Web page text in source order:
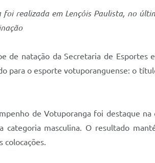
foi realizada em Lençóis Paulista, no
de natação da Secretaria de
para o esporte votuporanguense: o
de Votuporanga foi destaque
categoria masculina. O resultado
colocações.